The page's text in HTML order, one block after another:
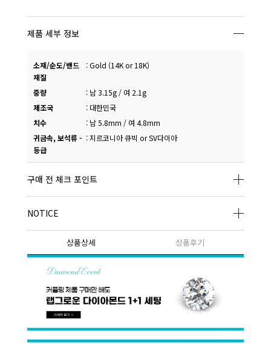
제품 세부 정보
소재/순도/밴드
재질
:Gold (14K or 18K)
중량 : 남 3.15g / 여 2.1g
제조국
: 대한민국
치수
: 남 5.8mm / 여 4.8mm
귀금속, 보석류 -
등급
:지르코니아 큐빅 or SV다이아
구매 전 체크 포인트
NOTICE
상품상세 상품후기